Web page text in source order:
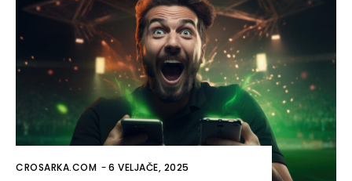
CROSARKA.COM -6 VELJAČE, 2025